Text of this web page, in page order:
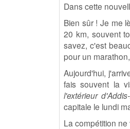
Dans cette
Bien sûr ! Je me
20 km, souvent
savez, c'est
pour un
Aujourd'hui,
fais souvent la
l'extérieur
capitale le lundi
La compétition